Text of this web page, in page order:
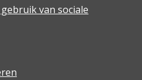
van sociale